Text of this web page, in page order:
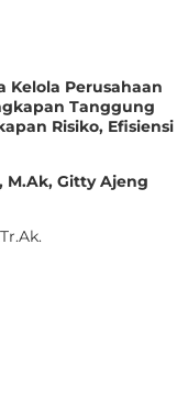
Kelola Perusahaan
Tanggung
Risiko, Efisiensi
M.Ak, Gitty Ajeng